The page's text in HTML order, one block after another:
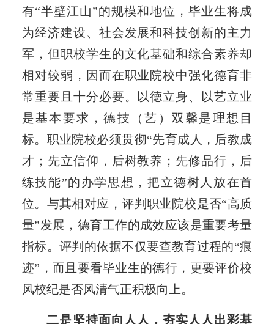
有“半壁江山”的规模和地位，毕业生将成
为经济建设、社会发展和科技创新的主力
军，但职校学生的文化基础和综合素养却
相对较弱，因而在职业院校中强化德育非
常重要且十分必要。以德立身、以艺立业
是基本要求，德技（艺）双馨是理想目
标。职业院校必须贯彻“先育成人，后教成
才；先立信仰，后树教养；先修品行，后
练技能”的办学思想，把立德树人放在首
位。与其相对应，评判职业院校是否“高质
量”发展，德育工作的成效应该是重要考量
指标。评判的依据不仅要查教育过程的“痕
迹”，而且要看毕业生的德行，更要评价校
风校纪是否风清气正积极向上。
二是坚持面向人人，夯实人人出彩基